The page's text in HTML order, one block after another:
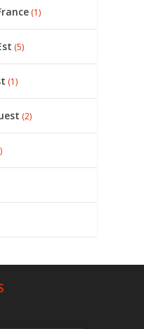
(1)
(5)
(1)
(2)